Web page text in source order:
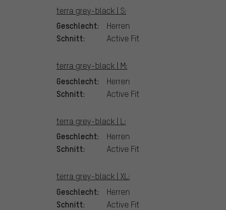
terra grey-black | S:
Geschlecht: Herren
Schnitt: Active Fit
terra grey-black | M:
Geschlecht: Herren
Schnitt: Active Fit
terra grey-black | L:
Geschlecht: Herren
Schnitt: Active Fit
terra grey-black | XL:
Geschlecht: Herren
Schnitt: Active Fit